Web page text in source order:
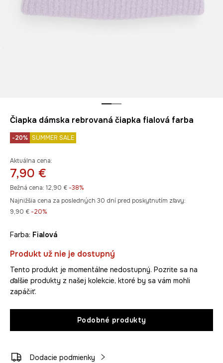
Čiapka dámska rebrovaná čiapka fialová farba
-20% SUMMER SALE
Aktuálna cena:
7,90 €
Bežná cena: 12,90 € -38%
Najnižšia cena za posledných 30 dní pred poskytnutím zľavy:
9,90 € -20%
Farba: fialová
Produkt už nie je dostupný
Tento produkt je momentálne nedostupný. Pozrite sa na
ďalšie produkty z našej kolekcie, ktoré by sa vám mohli
zapáčiť.
Podobné produkty
Dodacie podmienky